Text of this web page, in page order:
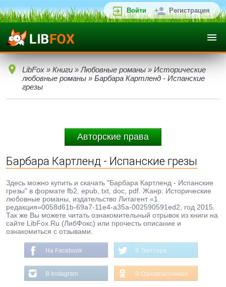
Войти Регистрация
LibFox » Книги » Любовные романы » Исторические
любовные романы » Барбара Картленд - Испанские
грезы
Авторские права
Барбара Картленд - Испанские грезы
Здесь можно купить и скачать "Барбара Картленд - Испанские
грезы" в формате fb2, epub, txt, doc, pdf. Жанр: Исторические
любовные романы, издательство Литагент «1
редакция»0058d61b-69a7-11e4-a35a-002590591ed2, год 2015.
Так же Вы можете читать ознакомительный отрывок из книги на
сайте LibFox.Ru (ЛибФокс) или прочесть описание и
ознакомиться с отзывами.
На Facebook В Твиттере
В Instagram В Одноклассниках